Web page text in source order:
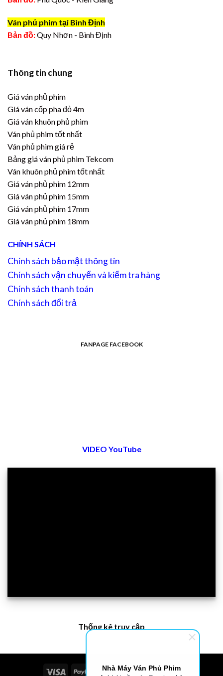
Ván phủ phim tại Bình Định
Bản đồ:Quy Nhơn - Bình Định
Thông tin chung
Giá ván phủ phim
Giá ván cốp pha đỏ 4m
Giá ván khuôn phủ phim
Ván phủ phim tốt nhất
Ván phủ phim giá rẻ
Bảng giá ván phủ phim Tekcom
Ván khuôn phủ phim tốt nhất
Giá ván phủ phim 12mm
Giá ván phủ phim 15mm
Giá ván phủ phim 17mm
Giá ván phủ phim 18mm
CHÍNH SÁCH
Chính sách bảo mật thông tin
Chính sách vận chuyển và kiểm tra hàng
Chính sách thanh toán
Chính sách đổi trả
FANPAGE FACEBOOK
VIDEO YouTube
Thống kê truy cập
Nhà Máy Ván Phủ Phim